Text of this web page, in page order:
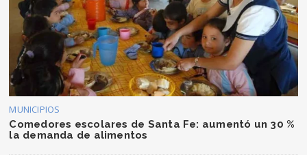
MUNICIPIOS
Comedores escolares de Santa Fe: aumentó un 30 %
la demanda de alimentos